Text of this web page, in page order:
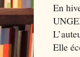
En
Elle